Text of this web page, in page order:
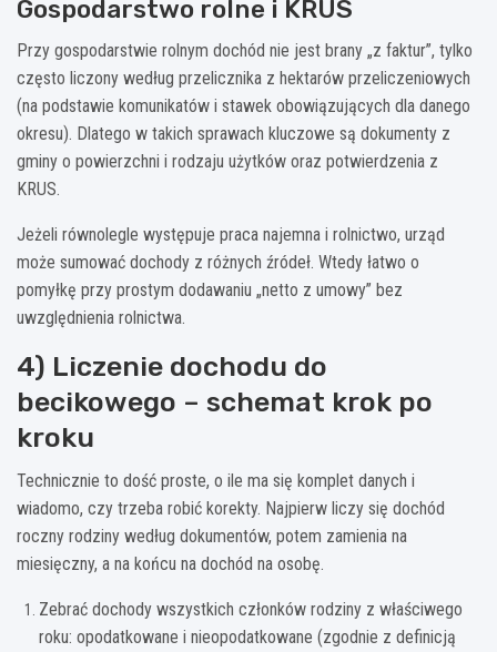
Gospodarstwo rolne i KRUS
Przy gospodarstwie rolnym dochód nie jest brany „z faktur”, tylko
często liczony według przelicznika z hektarów przeliczeniowych
(na podstawie komunikatów i stawek obowiązujących dla danego
okresu). Dlatego w takich sprawach kluczowe są dokumenty z
gminy o powierzchni i rodzaju użytków oraz potwierdzenia z
KRUS.
Jeżeli równolegle występuje praca najemna i rolnictwo, urząd
może sumować dochody z różnych źródeł. Wtedy łatwo o
pomyłkę przy prostym dodawaniu „netto z umowy” bez
uwzględnienia rolnictwa.
4) Liczenie dochodu do
becikowego – schemat krok po
kroku
Technicznie to dość proste, o ile ma się komplet danych i
wiadomo, czy trzeba robić korekty. Najpierw liczy się dochód
roczny rodziny według dokumentów, potem zamienia na
miesięczny, a na końcu na dochód na osobę.
Zebrać dochody wszystkich członków rodziny z właściwego
roku: opodatkowane i nieopodatkowane (zgodnie z definicją